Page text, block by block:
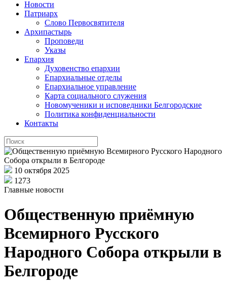
Новости
Патриарх
Слово Первосвятителя
Архипастырь
Проповеди
Указы
Епархия
Духовенство епархии
Епархиальные отделы
Епархиальное управление
Карта социального служения
Новомученики и исповедники Белгородские
Политика конфиденциальности
Контакты
10 октября 2025
1273
Главные новости
Общественную приёмную
Всемирного Русского
Народного Собора открыли в
Белгороде